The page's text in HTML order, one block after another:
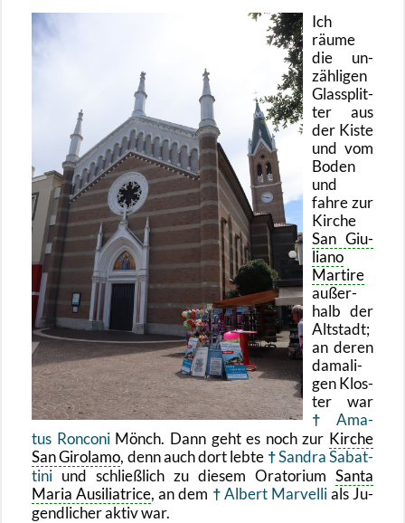
Ich
räume
die un­
zäh­li­gen
Glas­split­
ter aus
der Kiste
und vom
Boden
und
fahre zur
Kir­che
San Gi­u­
lia­no
Mar­ti­re
au­ßer­
halb der
Alt­stadt;
an deren
da­ma­li­
gen Klos­
ter war
Ama­
tus Ron­co­niMönch. Dann geht es noch zur Kir­che
San Gi­ro­la­mo, denn auch dort lebte
San­dra Sa­bat­
ti­ni und schlie­ß­lich zu die­sem Ora­to­ri­um Santa
Maria Aus­i­l­iatri­ce, an dem Al­bert Mar­vel­lials Ju­
gend­li­cher aktiv war.